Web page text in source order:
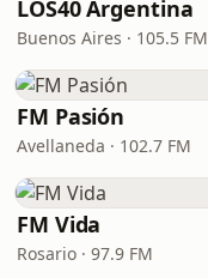
LOS40 Argentina
Buenos Aires · 105.5 FM
FM Pasión
Avellaneda · 102.7 FM
FM Vida
Rosario · 97.9 FM